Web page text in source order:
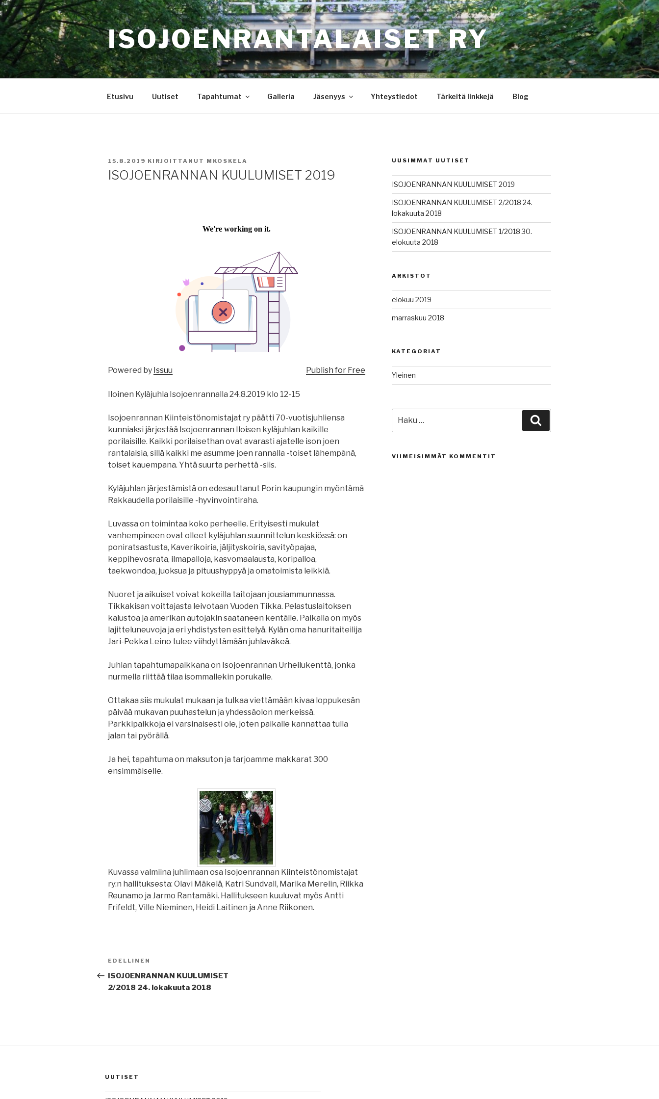
Siirry
sisältöön
ISOJOENRANTALAISET RY
Etusivu Uutiset Tapahtumat Galleria Jäsenyys Yhteystiedot Tärkeitä linkkejä Blog
JULKAISTU
15.8.2019 KIRJOITTANUT MKOSKELA
ISOJOENRANNAN KUULUMISET 2019
Powered by Issuu Publish for Free
Iloinen Kyläjuhla Isojoenrannalla 24.8.2019 klo 12-15
Isojoenrannan Kiinteistönomistajat ry päätti 70-vuotisjuhliensa
kunniaksi järjestää Isojoenrannan Iloisen kyläjuhlan kaikille
porilaisille. Kaikki porilaisethan ovat avarasti ajatelle ison joen
rantalaisia, sillä kaikki me asumme joen rannalla -toiset lähempänä,
toiset kauempana. Yhtä suurta perhettä -siis.
Kyläjuhlan järjestämistä on edesauttanut Porin kaupungin myöntämä
Rakkaudella porilaisille -hyvinvointiraha.
Luvassa on toimintaa koko perheelle. Erityisesti mukulat
vanhempineen ovat olleet kyläjuhlan suunnittelun keskiössä: on
poniratsastusta, Kaverikoiria, jäljityskoiria, savityöpajaa,
keppihevosrata, ilmapalloja, kasvomaalausta, koripalloa,
taekwondoa, juoksua ja pituushyppyä ja omatoimista leikkiä.
Nuoret ja aikuiset voivat kokeilla taitojaan jousiammunnassa.
Tikkakisan voittajasta leivotaan Vuoden Tikka. Pelastuslaitoksen
kalustoa ja amerikan autojakin saataneen kentälle. Paikalla on myös
lajitteluneuvoja ja eri yhdistysten esittelyä. Kylän oma hanuritaiteilija
Jari-Pekka Leino tulee viihdyttämään juhlaväkeä.
Juhlan tapahtumapaikkana on Isojoenrannan Urheilukenttä, jonka
nurmella riittää tilaa isommallekin porukalle.
Ottakaa siis mukulat mukaan ja tulkaa viettämään kivaa loppukesän
päivää mukavan puuhastelun ja yhdessäolon merkeissä.
Parkkipaikkoja ei varsinaisesti ole, joten paikalle kannattaa tulla
jalan tai pyörällä.
Ja hei, tapahtuma on maksuton ja tarjoamme makkarat 300
ensimmäiselle.
Kuvassa valmiina juhlimaan osa Isojoenrannan Kiinteistönomistajat
ry:n hallituksesta: Olavi Mäkelä, Katri Sundvall, Marika Merelin, Riikka
Reunamo ja Jarmo Rantamäki. Hallitukseen kuuluvat myös Antti
Frifeldt, Ville Nieminen, Heidi Laitinen ja Anne Riikonen.
Artikkelien
selaus
Edellinen
artikkeli
EDELLINEN
ISOJOENRANNAN KUULUMISET
2/2018 24. lokakuuta 2018
UUSIMMAT UUTISET
ISOJOENRANNAN KUULUMISET 2019
ISOJOENRANNAN KUULUMISET 2/2018 24.
lokakuuta 2018
ISOJOENRANNAN KUULUMISET 1/2018 30.
elokuuta 2018
ARKISTOT
elokuu 2019
marraskuu 2018
KATEGORIAT
Yleinen
VIIMEISIMMÄT KOMMENTIT
UUTISET